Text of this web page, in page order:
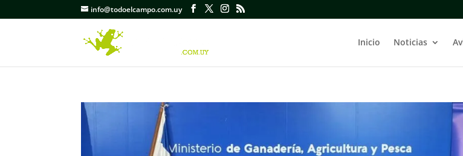
info@todoelcampo.com.uy
Inicio Noticias